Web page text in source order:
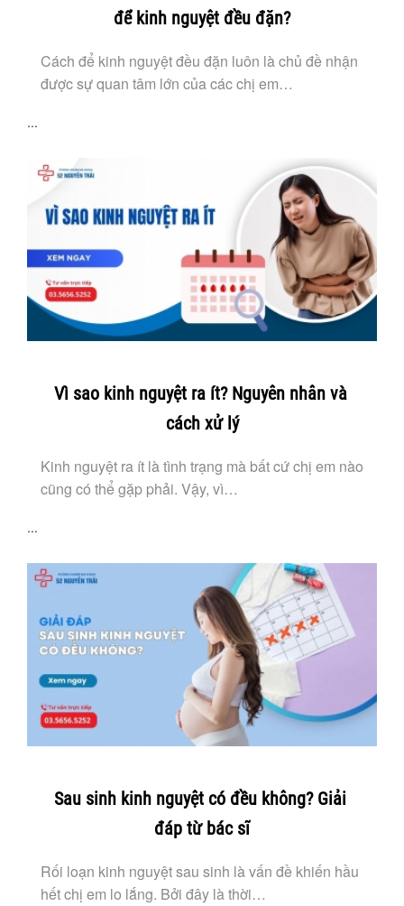
để kinh nguyệt đều đặn?
Cách để kinh nguyệt đều đặn luôn là chủ đề nhận
được sự quan tâm lớn của các chị em…
...
Vì sao kinh nguyệt ra ít? Nguyên nhân và
cách xử lý
Kinh nguyệt ra ít là tình trạng mà bất cứ chị em nào
cũng có thể gặp phải. Vậy, vì…
...
Sau sinh kinh nguyệt có đều không? Giải
đáp từ bác sĩ
Rối loạn kinh nguyệt sau sinh là vấn đề khiến hầu
hết chị em lo lắng. Bởi đây là thời…